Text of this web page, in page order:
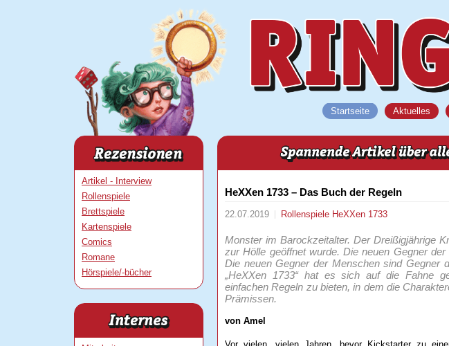
Startseite Aktuelles
Artikel - Interview
Rollenspiele
Brettspiele
Kartenspiele
Comics
Romane
Hörspiele/-bücher
HeXXen 1733 – Das Buch der Regeln
22.07.2019 Rollenspiele HeXXen 1733
Monster im Barockzeitalter. Der Dreißigjährige
zur Hölle geöffnet wurde. Die neuen Gegner
Die neuen Gegner der Menschen sind Gegner
„HeXXen 1733“ hat es sich auf die Fahne
einfachen Regeln zu bieten, in dem die
Prämissen.
von Amel